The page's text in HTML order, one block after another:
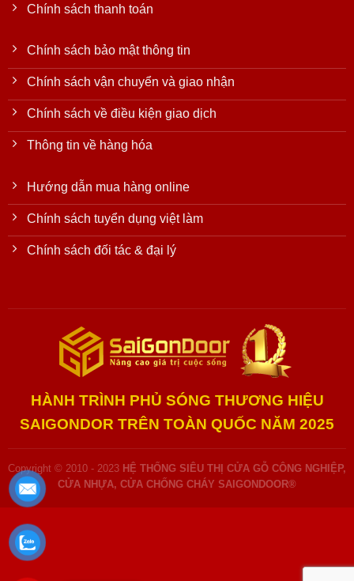
Chính sách thanh toán
Chính sách bảo mật thông tin
Chính sách vận chuyển và giao nhận
Chính sách về điều kiện giao dịch
Thông tin về hàng hóa
Hướng dẫn mua hàng online
Chính sách tuyển dụng việt làm
Chính sách đối tác & đại lý
HÀNH TRÌNH PHỦ SÓNG THƯƠNG HIỆU
SAIGONDOR TRÊN TOÀN QUỐC NĂM 2025
Copyright © 2010 - 2023 HỆ THỐNG SIÊU THỊ CỬA GỖ CÔNG NGHIỆP,
CỬA NHỰA, CỬA CHỐNG CHÁY SAIGONDOOR®